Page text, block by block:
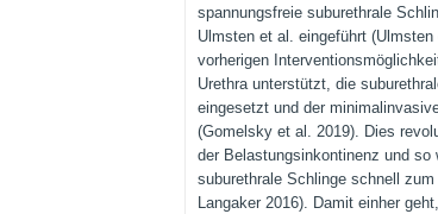
spannungsfreie suburethrale
Ulmsten et al. eingeführt
vorherigen
Urethra unterstützt, die
eingesetzt und der
(Gomelsky et al. 2019). Dies
der Belastungsinkontinenz und so
suburethrale Schlinge schnell
Langaker 2016). Damit einher